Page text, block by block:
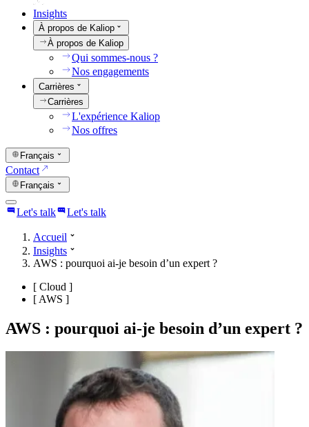
Insights
À propos de Kaliop
À propos de Kaliop
Qui sommes-nous ?
Nos engagements
Carrières
Carrières
L'expérience Kaliop
Nos offres
Français
Contact
Français
Let's talk Let's talk
Accueil
Insights
AWS : pourquoi ai-je besoin d’un expert ?
[ Cloud ]
[ AWS ]
AWS : pourquoi ai-je besoin d’un expert ?